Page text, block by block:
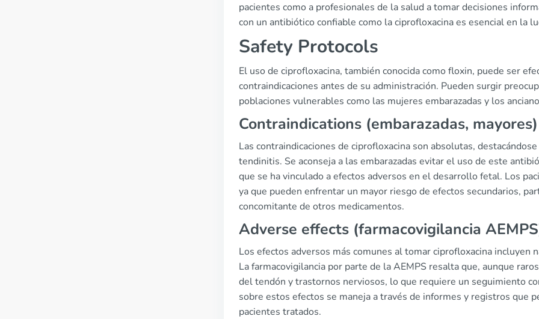
pacientes como a profesionales de la salud a tomar decisiones
con un antibiótico confiable como la ciprofloxacina es esencial en la
Safety Protocols
El uso de ciprofloxacina, también conocida como floxin, puede ser
contraindicaciones antes de su administración. Pueden surgir
poblaciones vulnerables como las mujeres embarazadas y los
Contraindications (embarazadas, mayores)
Las contraindicaciones de ciprofloxacina son absolutas,
tendinitis. Se aconseja a las embarazadas evitar el uso de este
que se ha vinculado a efectos adversos en el desarrollo fetal. Los
ya que pueden enfrentar un mayor riesgo de efectos secundarios,
concomitante de otros medicamentos.
Adverse effects (farmacovigilancia
Los efectos adversos más comunes al tomar ciprofloxacina
La farmacovigilancia por parte de la AEMPS resalta que, aunque
del tendón y trastornos nerviosos, lo que requiere un seguimiento
sobre estos efectos se maneja a través de informes y registros que
pacientes tratados.